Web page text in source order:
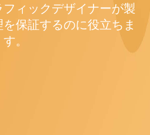
ィックデザイナーが製
保証するのに役立ちま
す。